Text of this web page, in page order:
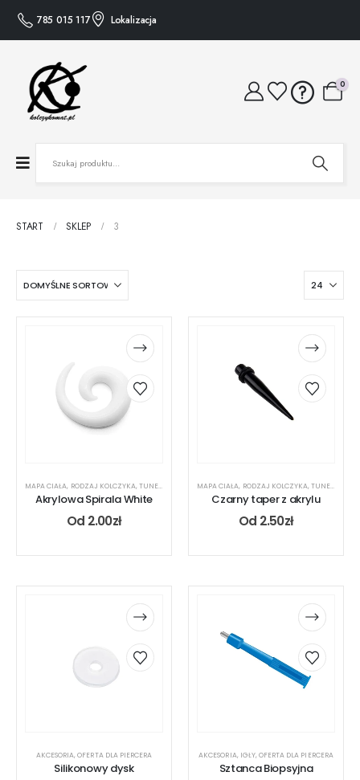
785 015 117 Lokalizacja
0
START SKLEP 3
MAPA CIAŁA, RODZAJ KOLCZYKA,TUNEL ,
Akrylowa Spirala White
Od 2.00zł
MAPA CIAŁA, RODZAJ KOLCZYKA,TUNEL ,
Czarny taper z akrylu
Od 2.50zł
AKCESORIA,OFERTA DLA PIERCERA
Silikonowy dysk
AKCESORIA, IGŁY, OFERTA DLA PIERCERA
Sztanca Biopsyjna